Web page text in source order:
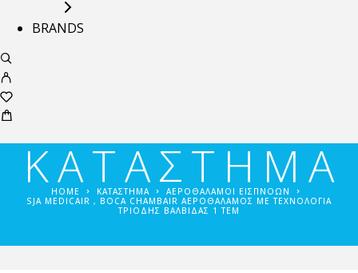
BRANDS
ΚΑΤΑΣΤΗΜΑ
HOME ΚΑΤΑΣΤΗΜΑ
ΑΕΡΟΘΆΛΑΜΟΙ ΕΙΣΠΝΟΏΝ
SJA MEDICAIR , BOCA CHAMBAIR ΑΕΡΟΘΆΛΑΜΟΣ ΜΕ ΤΕΧΝΟΛΟΓΊΑ
ΤΡΊΟΔΗΣ ΒΑΛΒΊΔΑΣ 1 ΤΕΜ